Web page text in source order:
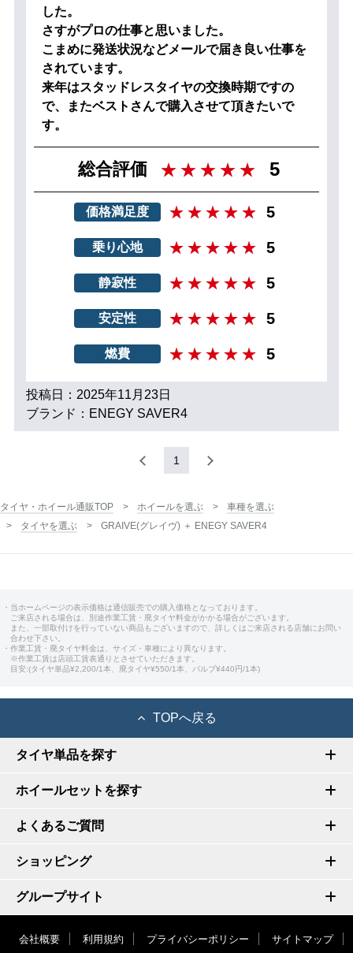
した。
さすがプロの仕事と思いました。
こまめに発送状況などメールで届き良い仕事を
されています。
来年はスタッドレスタイヤの交換時期ですの
で、またベストさんで購入させて頂きたいで
す。
総合評価 5
価格満足度 5
乗り心地 5
静寂性 5
安定性 5
燃費 5
投稿日：2025年11月23日
ブランド：ENEGY SAVER4
1
タイヤ・ホイール通販TOP ホイールを選ぶ
車種を選ぶ
タイヤを選ぶ
GRAIVE(グレイヴ) ＋ ENEGY SAVER4
・当ホームページの表示価格は通信販売での購入価格となっております。
ご来店される場合は、別途作業工賃・廃タイヤ料金がかかる場合がございます。
また、一部取付けを行っていない商品もございますので、詳しくはご来店される店舗にお問い
合わせ下さい。
・作業工賃・廃タイヤ料金は、サイズ・車種により異なります。
※作業工賃は店頭工賃表通りとさせていただきます。
目安:(タイヤ単品¥2,200/1本、廃タイヤ¥550/1本、バルブ¥440円/1本)
TOPへ戻る
タイヤ単品を探す
ホイールセットを探す
よくあるご質問
ショッピング
グループサイト
会社概要 利用規約 プライバシーポリシー サイトマップ